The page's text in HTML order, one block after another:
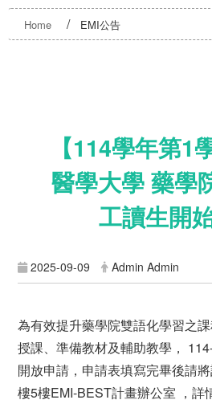
Home EMI公告
【114學年第1
醫學大學 藥學
工讀生開
2025-09-09 Admin Admin
為有效提升藥學院雙語化學習之
授課、準備教材及輔助教學，
開放申請，申請表填寫完畢後請
樓5樓EMI-BEST計畫辦公室 ，詳